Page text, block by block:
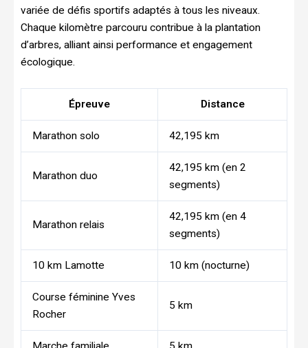
variée de défis sportifs adaptés à tous les niveaux.
Chaque kilomètre parcouru contribue à la plantation
d’arbres, alliant ainsi performance et engagement
écologique.
Épreuve Distance
Marathon solo 42,195 km
Marathon duo
42,195 km (en 2
segments)
Marathon relais
42,195 km (en 4
segments)
10 km Lamotte 10 km (nocturne)
Course féminine Yves
Rocher
5 km